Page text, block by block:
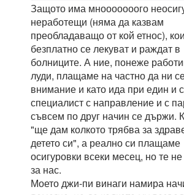
Защото има мнооооооого
неработещи (няма да казвам
преобладаващо от кой етнос),
безплатно се лекуват и раждат в
болниците. А ние, понеже
луди, плащаме на частно да ни
внимание и като ида при един и
специалист с направление и с
съвсем по друг начин се държи.
"ще дам колкото трябва за
детето си", а реално си плащаме
осигуровки всеки месец, но те
за нас.
Моето джи-пи винаги намира